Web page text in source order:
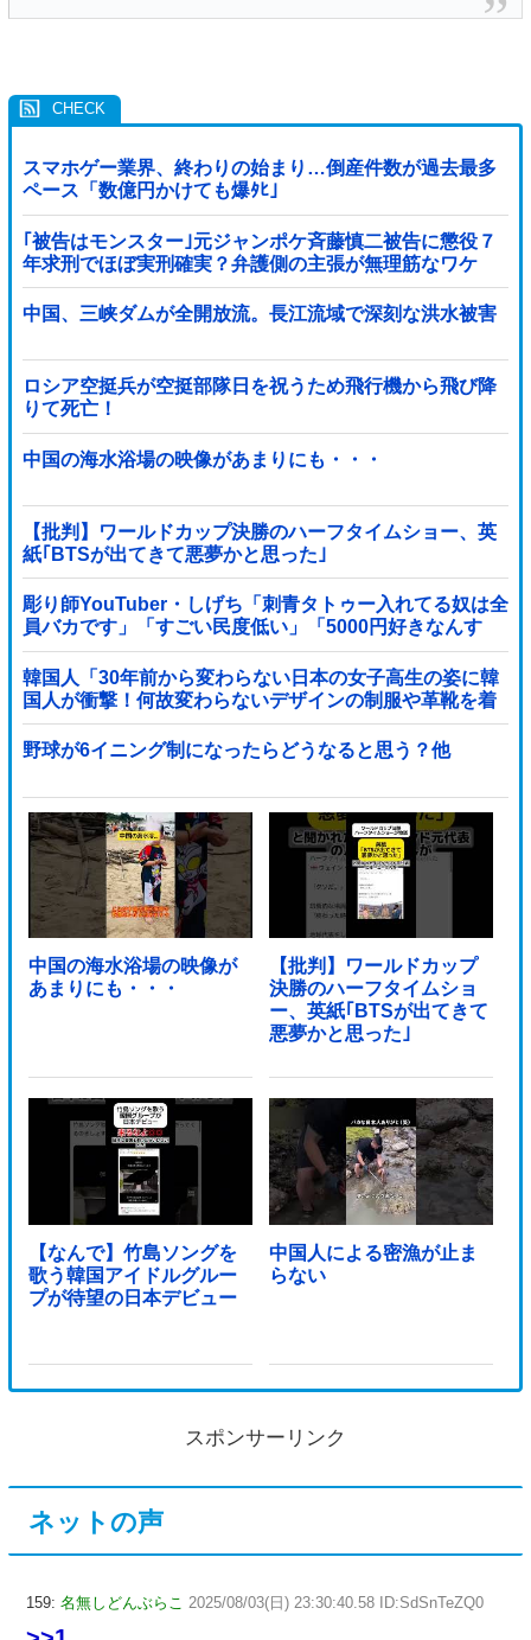
スマホゲー業界、終わりの始まり…倒産件数が過去最多
ペース「数億円かけても爆ﾀﾋ」
｢被告はモンスター｣元ジャンポケ斉藤慎二被告に懲役７
年求刑でほぼ実刑確実？弁護側の主張が無理筋なワケ
中国、三峡ダムが全開放流。長江流域で深刻な洪水被害
ロシア空挺兵が空挺部隊日を祝うため飛行機から飛び降
りて死亡！
中国の海水浴場の映像があまりにも・・・
【批判】ワールドカップ決勝のハーフタイムショー、英
紙｢BTSが出てきて悪夢かと思った｣
彫り師YouTuber・しげち「刺青タトゥー入れてる奴は全
員バカです」「すごい民度低い」「5000円好きなんす
よ、バカって」
韓国人「30年前から変わらない日本の女子高生の姿に韓
国人が衝撃！何故変わらないデザインの制服や革靴を着
用し続けるのか？」
野球が6イニング制になったらどうなると思う？他
中国の海水浴場の映像が
あまりにも・・・
【批判】ワールドカップ
決勝のハーフタイムショ
ー、英紙｢BTSが出てきて
悪夢かと思った｣
【なんで】竹島ソングを
歌う韓国アイドルグルー
プが待望の日本デビュー
中国人による密漁が止ま
らない
スポンサーリンク
ネットの声
159: 名無しどんぶらこ 2025/08/03(日) 23:30:40.58 ID:SdSnTeZQ0